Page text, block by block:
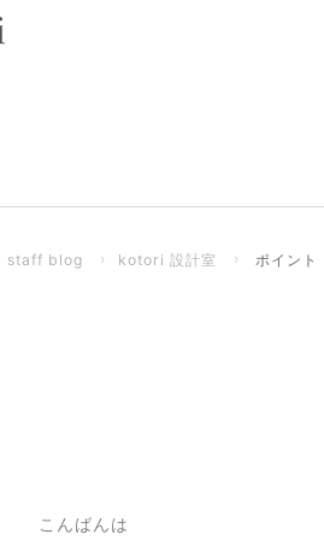
staff blog › kotori 設計室 › ポイント
こんばんは